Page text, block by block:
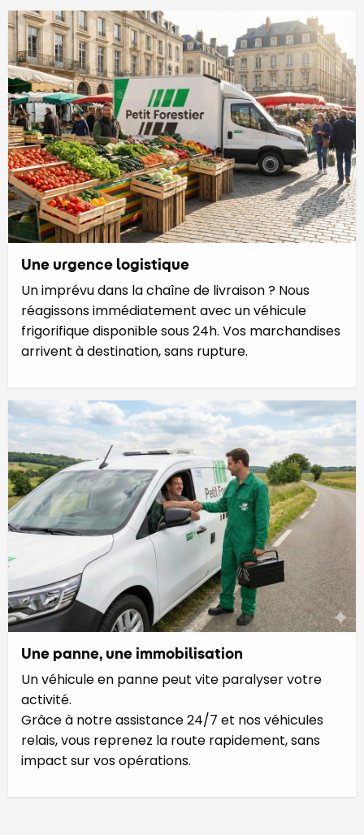
Une urgence logistique
Un imprévu dans la chaîne de livraison ? Nous
réagissons immédiatement avec un véhicule
frigorifique disponible sous 24h. Vos marchandises
arrivent à destination, sans rupture.
Une panne, une immobilisation
Un véhicule en panne peut vite paralyser votre
activité.
Grâce à notre assistance 24/7 et nos véhicules
relais, vous reprenez la route rapidement, sans
impact sur vos opérations.